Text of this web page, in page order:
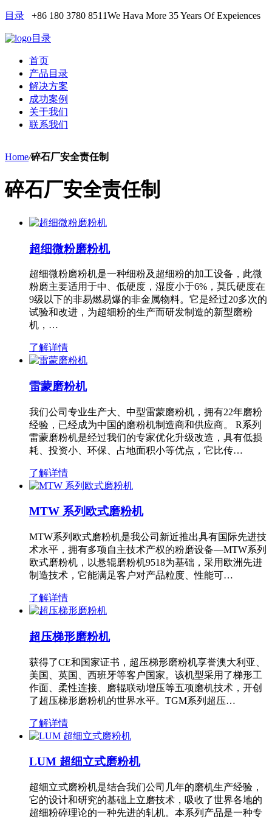
目录 +86 180 3780 8511We Hava More 35 Years Of Expeiences
目录
首页
产品目录
解决方案
成功案例
关于我们
联系我们
Home/碎石厂安全责任制
碎石厂安全责任制
超细微粉磨粉机
超细微粉磨粉机是一种细粉及超细粉的加工设备，此微
粉磨主要适用于中、低硬度，湿度小于6%，莫氏硬度在
9级以下的非易燃易爆的非金属物料。它是经过20多次的
试验和改进，为超细粉的生产而研发制造的新型磨粉
机，…
了解详情
雷蒙磨粉机
我们公司专业生产大、中型雷蒙磨粉机，拥有22年磨粉
经验，已经成为中国的磨粉机制造商和供应商。 R系列
雷蒙磨粉机是经过我们的专家优化升级改造，具有低损
耗、投资小、环保、占地面积小等优点，它比传…
了解详情
MTW 系列欧式磨粉机
MTW系列欧式磨粉机是我公司新近推出具有国际先进技
术水平，拥有多项自主技术产权的粉磨设备—MTW系列
欧式磨粉机，以悬辊磨粉机9518为基础，采用欧洲先进
制造技术，它能满足客户对产品粒度、性能可…
了解详情
超压梯形磨粉机
获得了CE和国家证书，超压梯形磨粉机享誉澳大利亚、
美国、英国、西班牙等客户国家。该机型采用了梯形工
作面、柔性连接、磨辊联动增压等五项磨机技术，开创
了超压梯形磨粉机的世界水平。TGM系列超压…
了解详情
LUM 超细立式磨粉机
超细立式磨粉机是结合我们公司几年的磨机生产经验，
它的设计和研究的基础上立磨技术，吸收了世界各地的
超细粉碎理论的一种先进的轧机。本系列产品是一种专